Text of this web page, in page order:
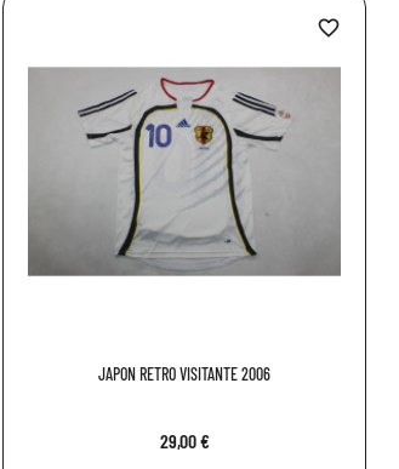
JAPON RETRO VISITANTE 2006
29,00 €
favorite_border